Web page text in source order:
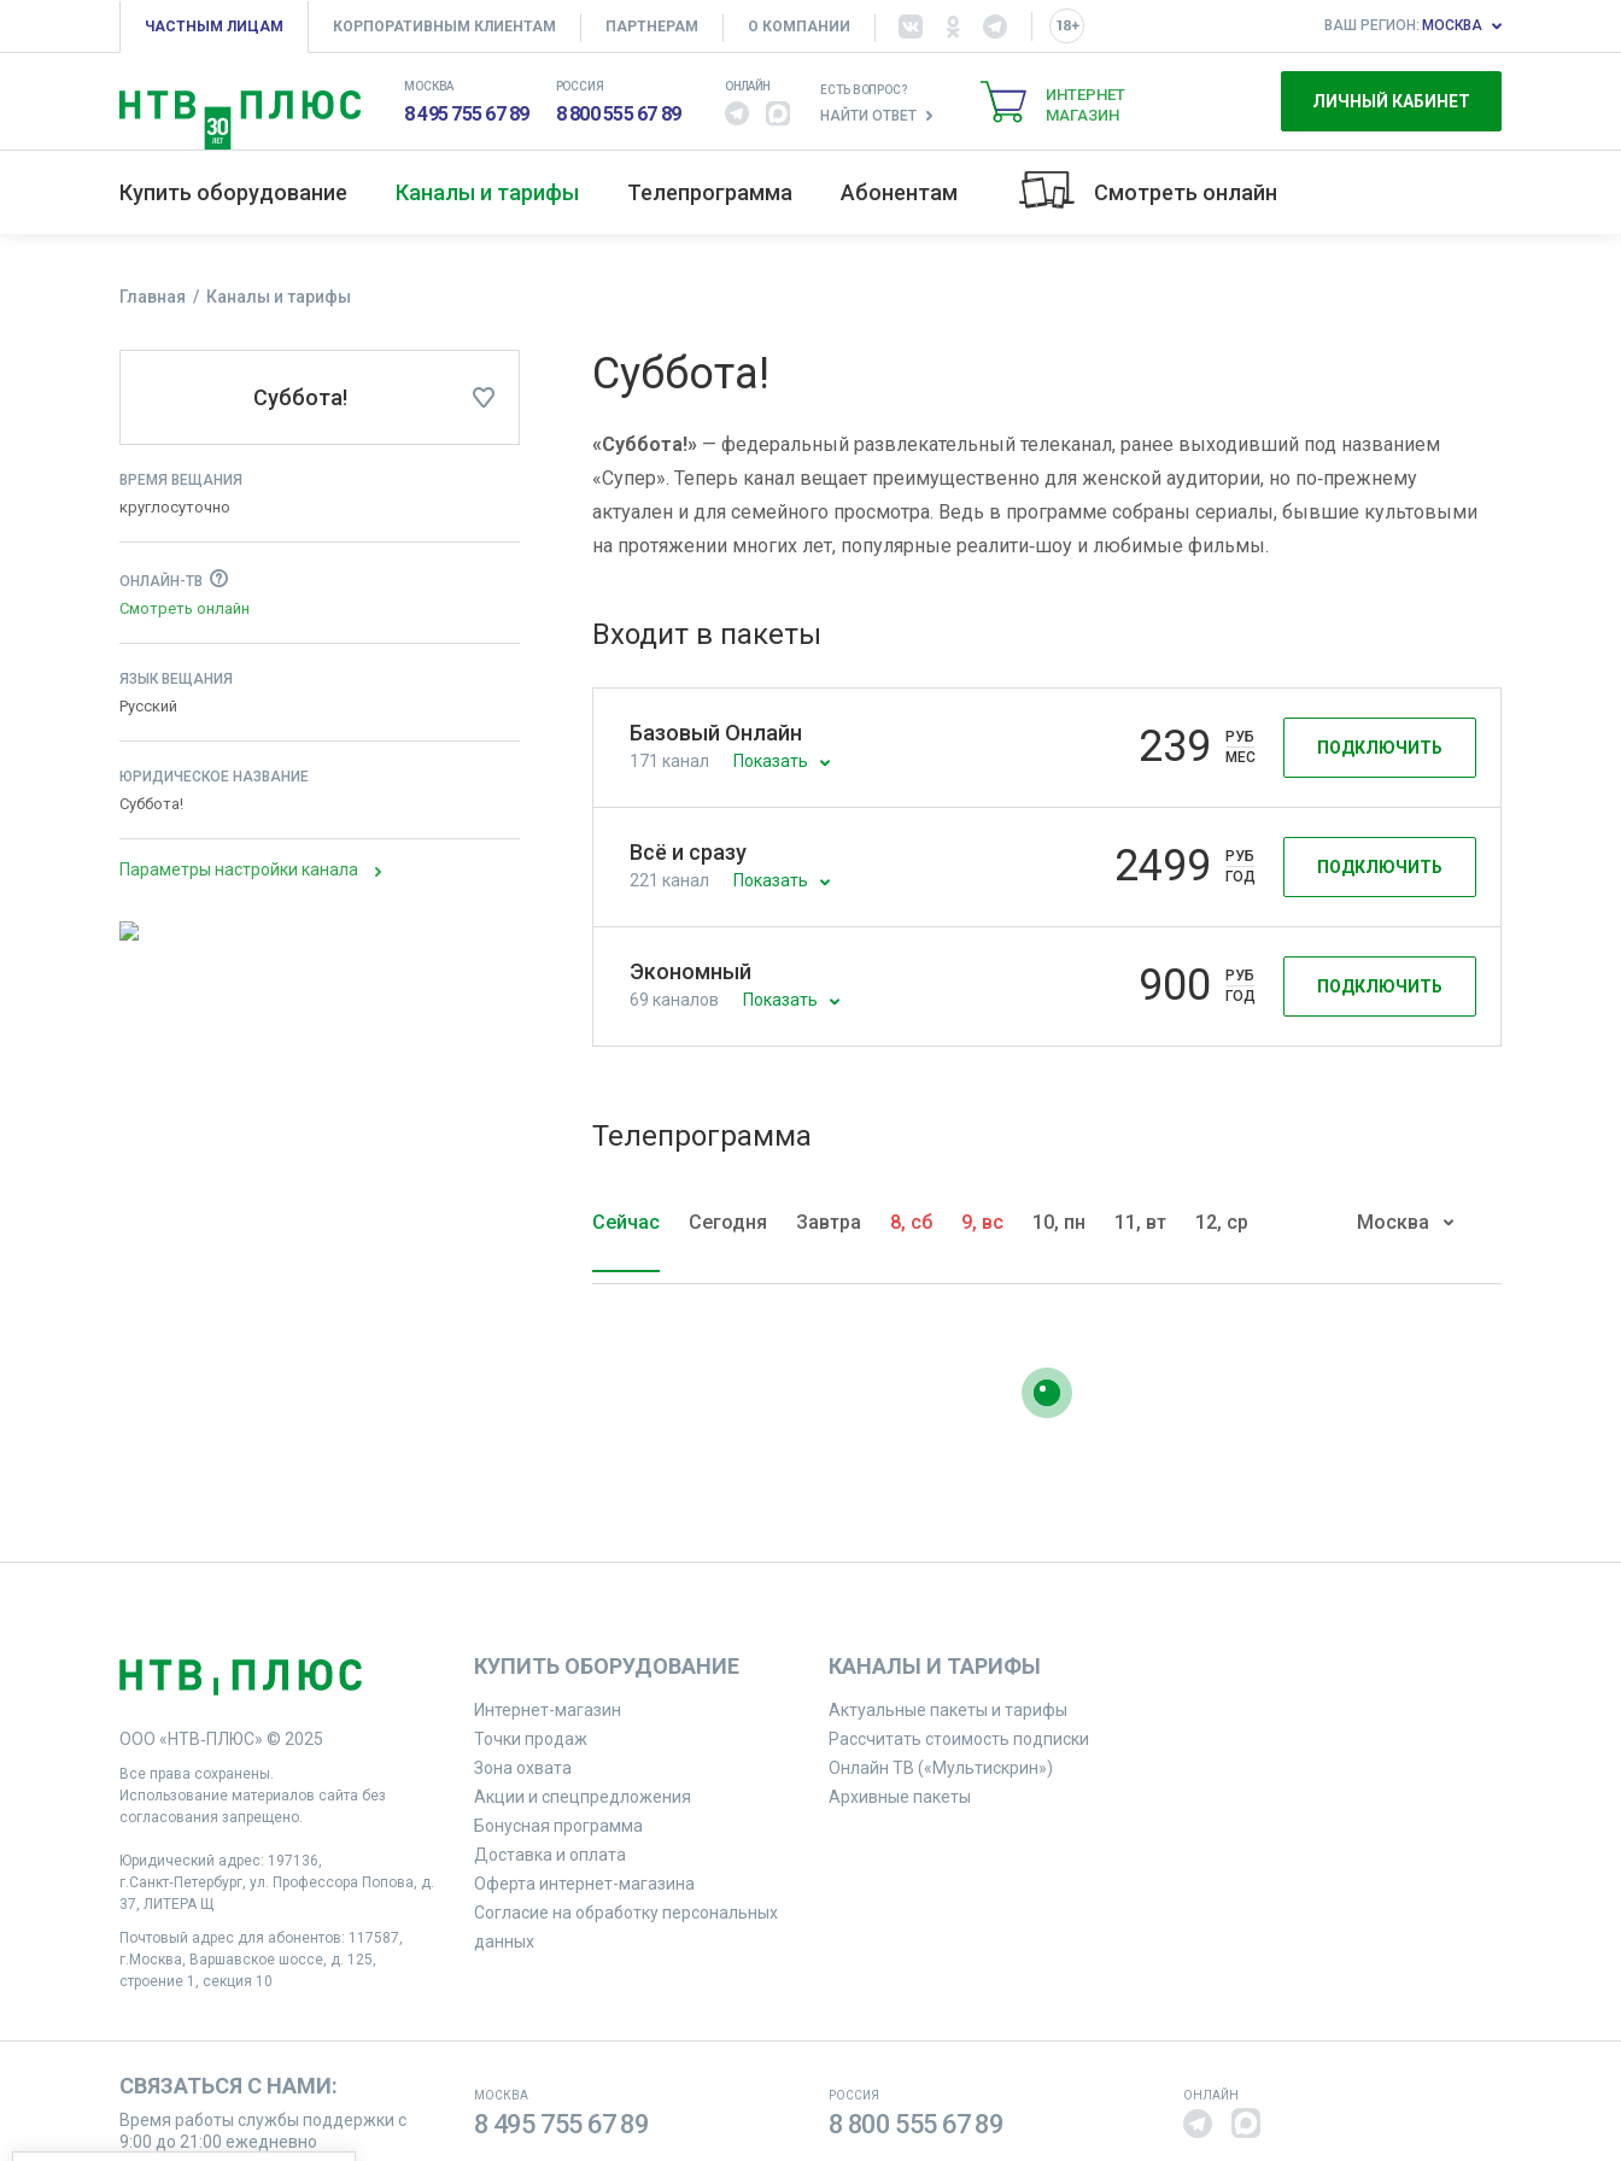
ЧАСТНЫМ ЛИЦАМ КОРПОРАТИВНЫМ КЛИЕНТАМ ПАРТНЕРАМ О КОМПАНИИ ВАШ РЕГИОН: МОСКВА
МОСКВА
8 495 755 67 89
РОССИЯ
8 800 555 67 89
ОНЛАЙН ЕСТЬ ВОПРОС?
НАЙТИ ОТВЕТ
ИНТЕРНЕТ
МАГАЗИН
ЛИЧНЫЙ КАБИНЕТ
Купить оборудование Каналы и тарифы Телепрограмма Абонентам Смотреть онлайн
Главная Каналы и тарифы
Суббота!
ВРЕМЯ ВЕЩАНИЯ
круглосуточно
ОНЛАЙН-ТВ
Смотреть онлайн
ЯЗЫК ВЕЩАНИЯ
Русский
ЮРИДИЧЕСКОЕ НАЗВАНИЕ
Суббота!
Параметры настройки канала
Суббота!
«Суббота!» — федеральный развлекательный телеканал, ранее выходивший под названием
«Супер». Теперь канал вещает преимущественно для женской аудитории, но по‑прежнему
актуален и для семейного просмотра. Ведь в программе собраны сериалы, бывшие культовыми
на протяжении многих лет, популярные реалити‑шоу и любимые фильмы.
Входит в пакеты
Базовый Онлайн
171 канал Показать
ПОДКЛЮЧИТЬ
239
РУБ
МЕС
Всё и сразу
221 канал Показать
ПОДКЛЮЧИТЬ
2499
РУБ
ГОД
Экономный
69 каналов Показать
ПОДКЛЮЧИТЬ
900
РУБ
ГОД
Телепрограмма
Сейчас Сегодня Завтра 8, сб 9, вс 10, пн 11, вт 12, ср Москва
ООО «НТВ‑ПЛЮС» © 2025
Все права сохранены.
Использование материалов сайта без
согласования запрещено.
Юридический адрес: 197136,
г.Санкт‑Петербург, ул. Профессора Попова, д.
37, ЛИТЕРА Щ
Почтовый адрес для абонентов: 117587,
г.Москва, Варшавское шоссе, д. 125,
строение 1, секция 10
КУПИТЬ ОБОРУДОВАНИЕ
Интернет-магазин
Точки продаж
Зона охвата
Акции и спецпредложения
Бонусная программа
Доставка и оплата
Оферта интернет-магазина
Согласие на обработку персональных
данных
КАНАЛЫ И ТАРИФЫ
Актуальные пакеты и тарифы
Рассчитать стоимость подписки
Онлайн ТВ («Мультискрин»)
Архивные пакеты
СВЯЗАТЬСЯ С НАМИ:
Время работы службы поддержки с
9:00 до 21:00 ежедневно
МОСКВА
8 495 755 67 89
РОССИЯ
8 800 555 67 89
ОНЛАЙН